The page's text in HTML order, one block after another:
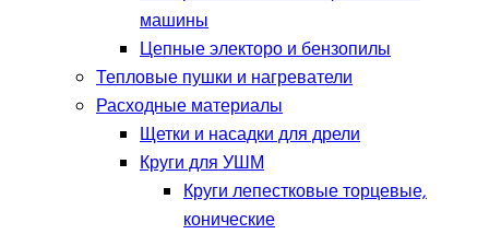
машины
Цепные электоро и бензопилы
Тепловые пушки и нагреватели
Расходные материалы
Щетки и насадки для дрели
Круги для УШМ
Круги лепестковые торцевые,
конические